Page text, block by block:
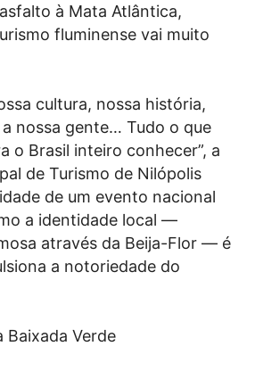
à Mata Atlântica,
fluminense vai muito
cultura, nossa história,
nossa gente… Tudo o que
o Brasil inteiro conhecer”, a
de Turismo de Nilópolis
de um evento nacional
a identidade local —
através da Beija-Flor — é
a notoriedade do
Baixada Verde